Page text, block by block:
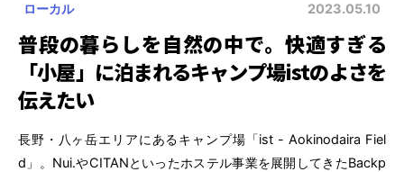
ローカル 2023.05.10
普段の暮らしを自然の中で。快適すぎる
「小屋」に泊まれるキャンプ場istのよさを
伝えたい
長野・八ヶ岳エリアにあるキャンプ場「ist - Aokinodaira Fiel
d」。Nui.やCITANといったホステル事業を展開してきたBackp